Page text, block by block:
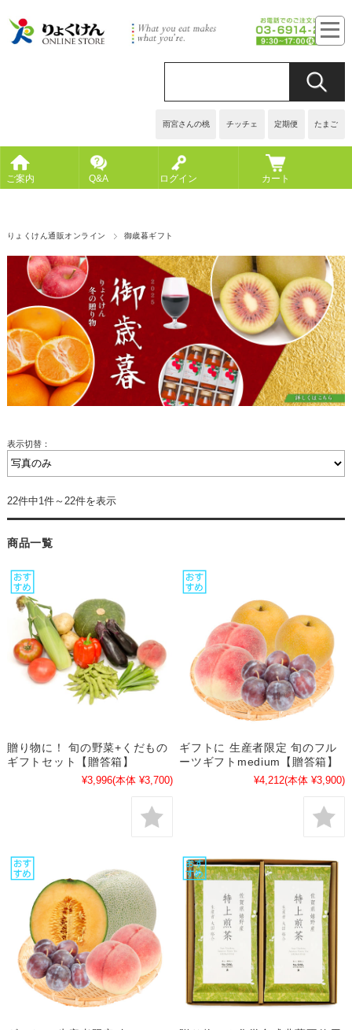
雨宮さんの桃 チッチェ 定期便 たまご
ご案内 Q&A ログイン カート
りょくけん通販オンライン 御歳暮ギフト
表示切替：
22件中1件～22件を表示
商品一覧
贈り物に！ 旬の野菜+くだもの
ギフトセット【贈答箱】
¥3,996(本体 ¥3,700)
ギフトに 生産者限定 旬のフル
ーツギフトmedium【贈答箱】
¥4,212(本体 ¥3,900)